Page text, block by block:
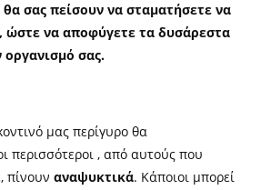
σας πείσουν να σταματήσετε να
ώστε να αποφύγετε τα δυσάρεστα
σας.
μας περίγυρο θα
περισσότεροι , από αυτούς που
πίνουν αναψυκτικά. Κάποιοι μπορεί